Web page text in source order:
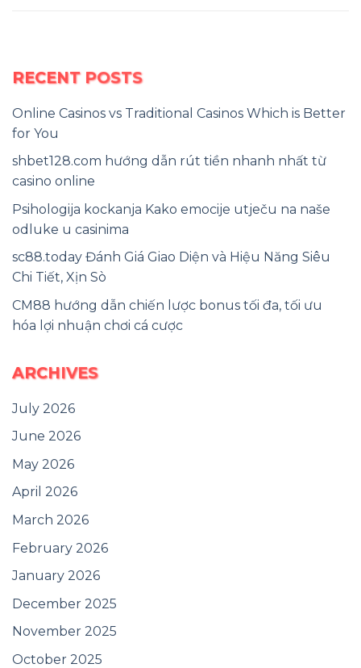
RECENT POSTS
Online Casinos vs Traditional Casinos Which is Better
for You
shbet128.com hướng dẫn rút tiền nhanh nhất từ
casino online
Psihologija kockanja Kako emocije utječu na naše
odluke u casinima
sc88.today Đánh Giá Giao Diện và Hiệu Năng Siêu
Chi Tiết, Xịn Sò
CM88 hướng dẫn chiến lược bonus tối đa, tối ưu
hóa lợi nhuận chơi cá cược
ARCHIVES
July 2026
June 2026
May 2026
April 2026
March 2026
February 2026
January 2026
December 2025
November 2025
October 2025